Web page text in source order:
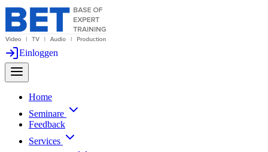
Einloggen
Home
Seminare
Feedback
Services